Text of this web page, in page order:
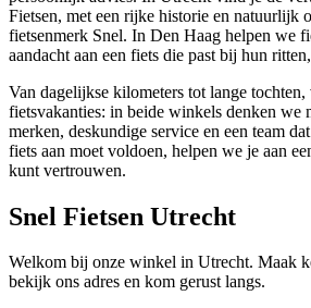
Fietsen, met een rijke historie en natuurlijk
fietsenmerk Snel. In Den Haag helpen we
aandacht aan een fiets die past bij hun
Van dagelijkse kilometers tot lange tochten,
fietsvakanties: in beide winkels denken we
merken, deskundige service en een team
fiets aan moet voldoen, helpen we je aan
kunt vertrouwen.
Snel Fietsen Utrecht
Welkom bij onze winkel in Utrecht. Maak
bekijk ons adres en kom gerust langs.